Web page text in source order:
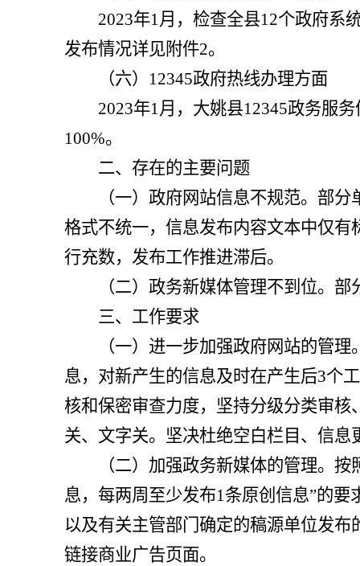
2023年1月，检查全县12个政府系
发布情况详见附件2。
（六） 12345政府热线办理方面
2023年1月， 大姚县12345政务服
100%。
二、存在的主要问题
（一）政府网站信息不规范。 部分
格式不统一， 信息发布内容文本中仅有
行充数，发布工作推进滞后。
（二）政务新媒体管理不到位。 部
三、工作要求
（一） 进一步加强政府网站的管理
息，对新产生的信息及时在产生后3个
核和保密审查力度，坚持分级分类审
关、文字关。坚决杜绝空白栏目、信
（二）加强政务新媒体的管理。按
息，每两周至少发布1条原创信息”的要
以及有关主管部门确定的稿源单位发
链接商业广告页面。